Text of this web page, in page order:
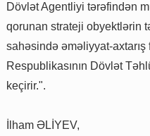
Dövlət Agentliyi tərəfindən
qorunan strateji obyektlərin
sahəsində əməliyyat-
Respublikasının Dövlət
keçirir.".
İlham ƏLİYEV,